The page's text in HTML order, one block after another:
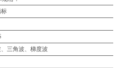
三角波、梯度波